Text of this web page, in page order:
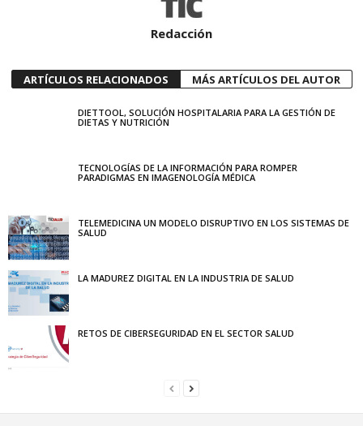
Redacción
ARTÍCULOS RELACIONADOS MÁS ARTÍCULOS DEL AUTOR
DIETTOOL, SOLUCIÓN HOSPITALARIA PARA LA GESTIÓN DE
DIETAS Y NUTRICIÓN
TECNOLOGÍAS DE LA INFORMACIÓN PARA ROMPER
PARADIGMAS EN IMAGENOLOGÍA MÉDICA
TELEMEDICINA UN MODELO DISRUPTIVO EN LOS SISTEMAS DE
SALUD
LA MADUREZ DIGITAL EN LA INDUSTRIA DE SALUD
RETOS DE CIBERSEGURIDAD EN EL SECTOR SALUD